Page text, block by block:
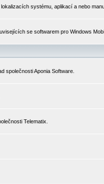
systému, aplikací a nebo
se softwarem pro Windows
společnosti Aponia Software.
Telematix.